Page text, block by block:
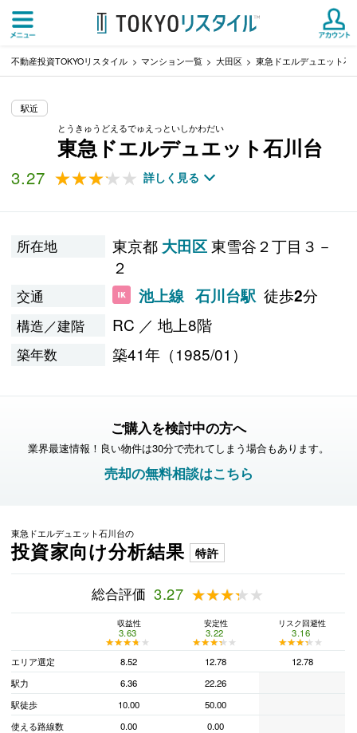
不動産投資TOKYOリスタイル マンション一覧 大田区 東急ドエルデュエット石
駅近
とうきゅうどえるでゅえっといしかわだい
東急ドエルデュエット石川台
3.27 ★★★★★
★★★★★ 詳しく見る
所在地 東京都 大田区東雪谷２丁目３－
２
交通 池上線 石川台駅 徒歩2分
構造／建階 RC ／ 地上8階
築年数 築41年（1985/01）
ご購入を検討中の方へ
業界最速情報！良い物件は30分で売れてしまう場合もあります。
売却の無料相談はこちら
東急ドエルデュエット石川台の
投資家向け分析結果 特許
総合評価 3.27 ★★★★★
★★★★★
収益性
3.63
★★★★★
★★★★★
安定性
3.22
★★★★★
★★★★★
リスク回避性
3.16
★★★★★
★★★★★
エリア選定
8.52 12.78
12.78
駅力
6.36
22.26
駅徒歩
10.00
50.00
使える路線数
0.00
0.00